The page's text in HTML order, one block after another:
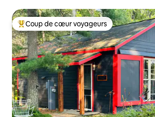
Coups de cœur voyageurs les plus
Coup de cœur voyageurs